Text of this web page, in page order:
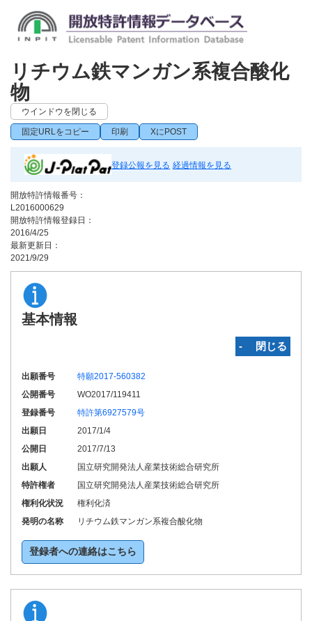
リチウム鉄マンガン系複合酸化
物
ウインドウを閉じる
固定URLをコピー 印刷 XにPOST
登録公報を見る 経過情報を見る
開放特許情報番号：
L2016000629
開放特許情報登録日：
2016/4/25
最新更新日：
2021/9/29
基本情報
‐ 閉じる
出願番号
特願2017-560382
公開番号
WO2017/119411
登録番号
特許第6927579号
出願日
2017/1/4
公開日
2017/7/13
出願人
国立研究開発法人産業技術総合研究所
特許権者
国立研究開発法人産業技術総合研究所
権利化状況
権利化済
発明の名称
リチウム鉄マンガン系複合酸化物
登録者への連絡はこちら